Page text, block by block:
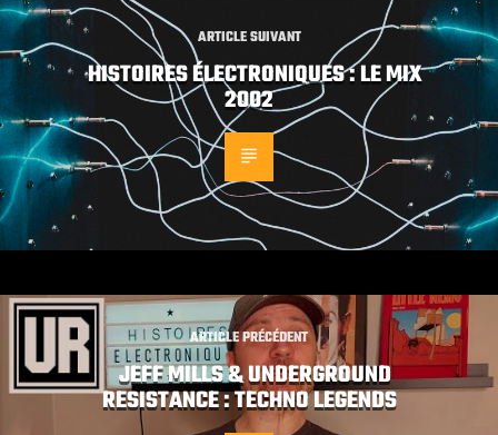
ARTICLE SUIVANT
HISTOIRES ÉLECTRONIQUES : LE MIX
2002
ARTICLE PRÉCÉDENT
JEFF MILLS & UNDERGROUND
RESISTANCE : TECHNO LEGENDS